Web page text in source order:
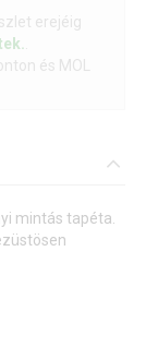
erejéig
és MOL
mintás tapéta.